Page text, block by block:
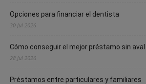
Opciones para financiar el dentista
30 Jul 2026
Cómo conseguir el mejor préstamo sin aval
28 Jul 2026
Préstamos entre particulares y familiares